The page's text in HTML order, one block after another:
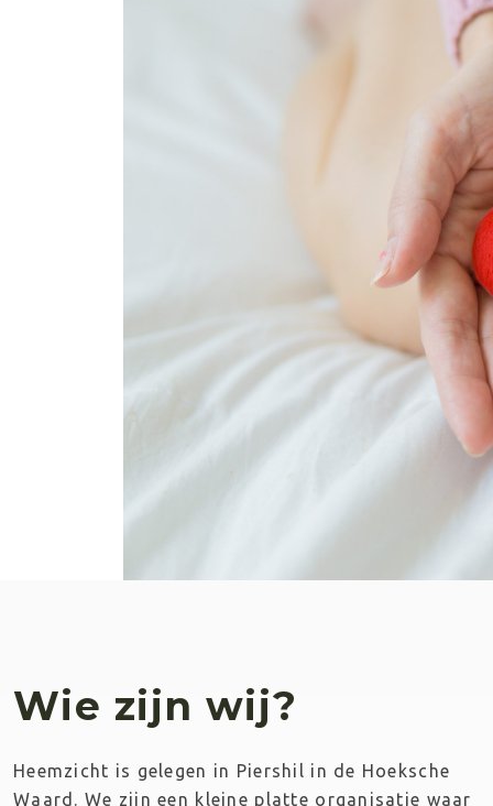
Wie zijn wij?
Heemzicht is gelegen in Piershil in de Hoeksche
Waard. We zijn een kleine platte organisatie waar